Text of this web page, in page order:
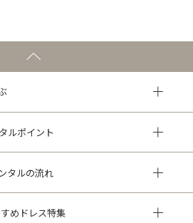
ルポイント
タルの流れ
めドレス特集